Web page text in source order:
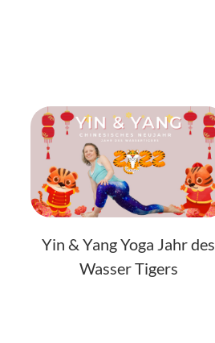
Yin & Yang Yoga Jahr des
Wasser Tigers